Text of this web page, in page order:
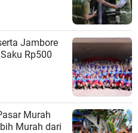
Jambore
Rp500
Murah
Murah dari